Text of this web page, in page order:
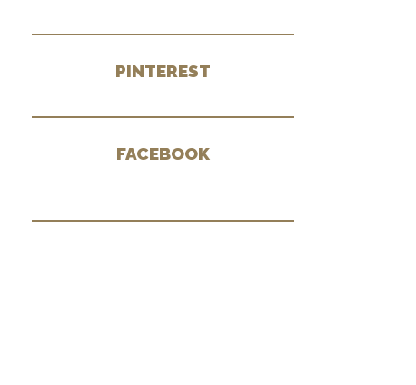
PINTEREST
FACEBOOK